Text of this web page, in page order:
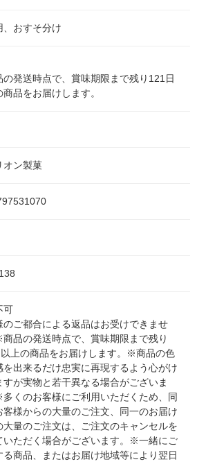
、おすそ分け
発送時点で、賞味期限まで残り121日
商品をお届けします。
オン製菓
可
のご都合による返品はお受けできませ
品の発送時点で、賞味期限まで残り
上の商品をお届けします。※商品の色
を出来るだけ忠実に再現するよう心がけ
すが実物と若干異なる場合がございま
くのお客様にご利用いただくため、同
客様からの大量のご注文、同一のお届け
大量のご注文は、ご注文のキャンセルを
いただく場合がございます。※一緒にご
る商品、またはお届け地域等により翌日